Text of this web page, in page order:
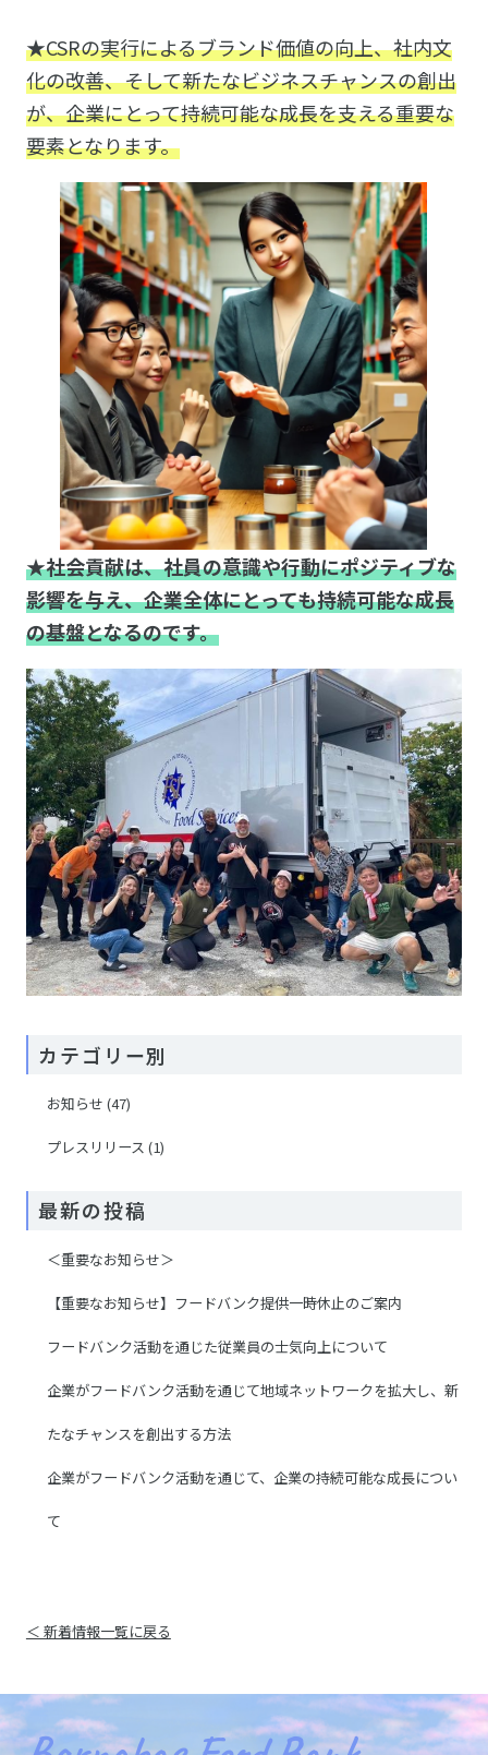
★CSRの実行によるブランド価値の向上、社内文
化の改善、そして新たなビジネスチャンスの創出
が、企業にとって持続可能な成長を支える重要な
要素となります。
★社会貢献は、社員の意識や行動にポジティブな
影響を与え、企業全体にとっても持続可能な成長
の基盤となるのです。
カテゴリー別
お知らせ (47)
プレスリリース (1)
最新の投稿
＜重要なお知らせ＞
【重要なお知らせ】フードバンク提供一時休止のご案内
フードバンク活動を通じた従業員の士気向上について
企業がフードバンク活動を通じて地域ネットワークを拡大し、新
たなチャンスを創出する方法
企業がフードバンク活動を通じて、企業の持続可能な成長につい
て
＜ 新着情報一覧に戻る